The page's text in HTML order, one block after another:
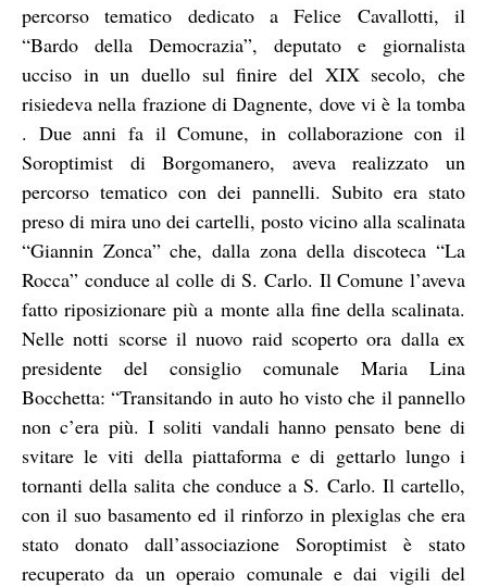
percorso tematico dedicato a Felice Cavallotti, il
“Bardo della Democrazia”, deputato e giornalista
ucciso in un duello sul finire del XIX secolo, che
risiedeva nella frazione di Dagnente, dove vi è la tomba
. Due anni fa il Comune, in collaborazione con il
Soroptimist di Borgomanero, aveva realizzato un
percorso tematico con dei pannelli. Subito era stato
preso di mira uno dei cartelli, posto vicino alla scalinata
“Giannin Zonca” che, dalla zona della discoteca “La
Rocca” conduce al colle di S. Carlo. Il Comune l’aveva
fatto riposizionare più a monte alla fine della scalinata.
Nelle notti scorse il nuovo raid scoperto ora dalla ex
presidente del consiglio comunale Maria Lina
Bocchetta: “Transitando in auto ho visto che il pannello
non c’era più. I soliti vandali hanno pensato bene di
svitare le viti della piattaforma e di gettarlo lungo i
tornanti della salita che conduce a S. Carlo. Il cartello,
con il suo basamento ed il rinforzo in plexiglas che era
stato donato dall’associazione Soroptimist è stato
recuperato da un operaio comunale e dai vigili del